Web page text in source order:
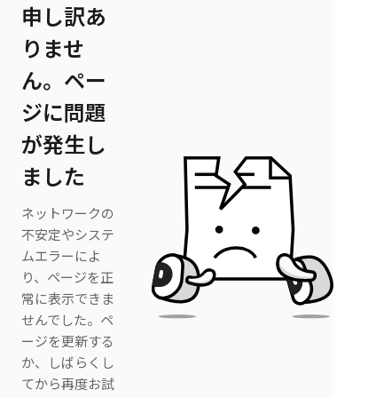
申し訳あ
りませ
ん。ペー
ジに問題
が発生し
ました
ネットワークの
不安定やシステ
ムエラーによ
り、ページを正
常に表示できま
せんでした。ペ
ージを更新する
か、しばらくし
てから再度お試